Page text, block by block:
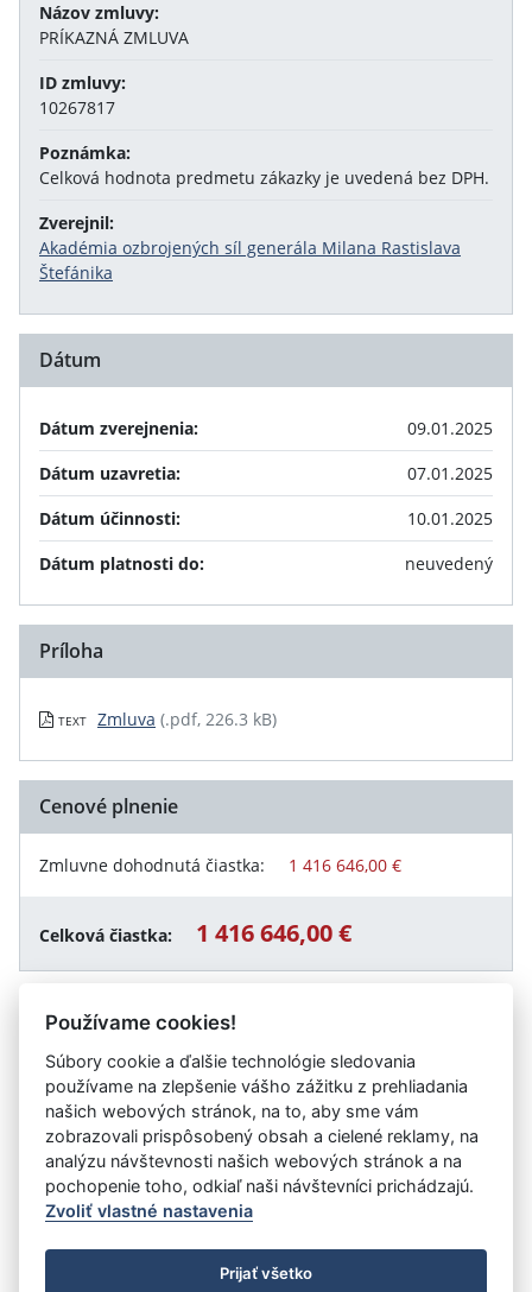
Názov zmluvy:
PRÍKAZNÁ ZMLUVA
ID zmluvy:
10267817
Poznámka:
Celková hodnota predmetu zákazky je uvedená bez DPH.
Zverejnil:
Akadémia ozbrojených síl generála Milana Rastislava
Štefánika
Dátum
Dátum zverejnenia:
09.01.2025
Dátum uzavretia:
07.01.2025
Dátum účinnosti:
10.01.2025
Dátum platnosti do:
neuvedený
Príloha
TEXT Zmluva (.pdf, 226.3 kB)
Cenové plnenie
Zmluvne dohodnutá čiastka: 1 416 646,00 €
Celková čiastka: 1 416 646,00 €
Vystavil:Akadémia ozbrojených síl generála Milana
Rastislava Štefánika
Úrad vlády SR
- Všetky práva vyhradené
Prehlásenie o prístupnosti
Zmluvy do 31.12.2010
Používame cookies!
Súbory cookie a ďalšie technológie sledovania
používame na zlepšenie vášho zážitku z prehliadania
našich webových stránok, na to, aby sme vám
zobrazovali prispôsobený obsah a cielené reklamy, na
analýzu návštevnosti našich webových stránok a na
pochopenie toho, odkiaľ naši návštevníci prichádzajú.
Zvoliť vlastné nastavenia
Prijať všetko